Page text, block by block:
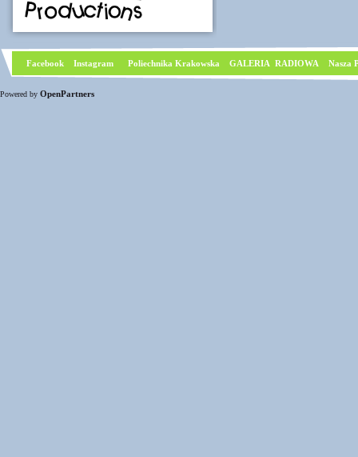
Facebook Instagram Poliechnika Krakowska GALERIA RADIOWA Nasza
Powered by OpenPartners